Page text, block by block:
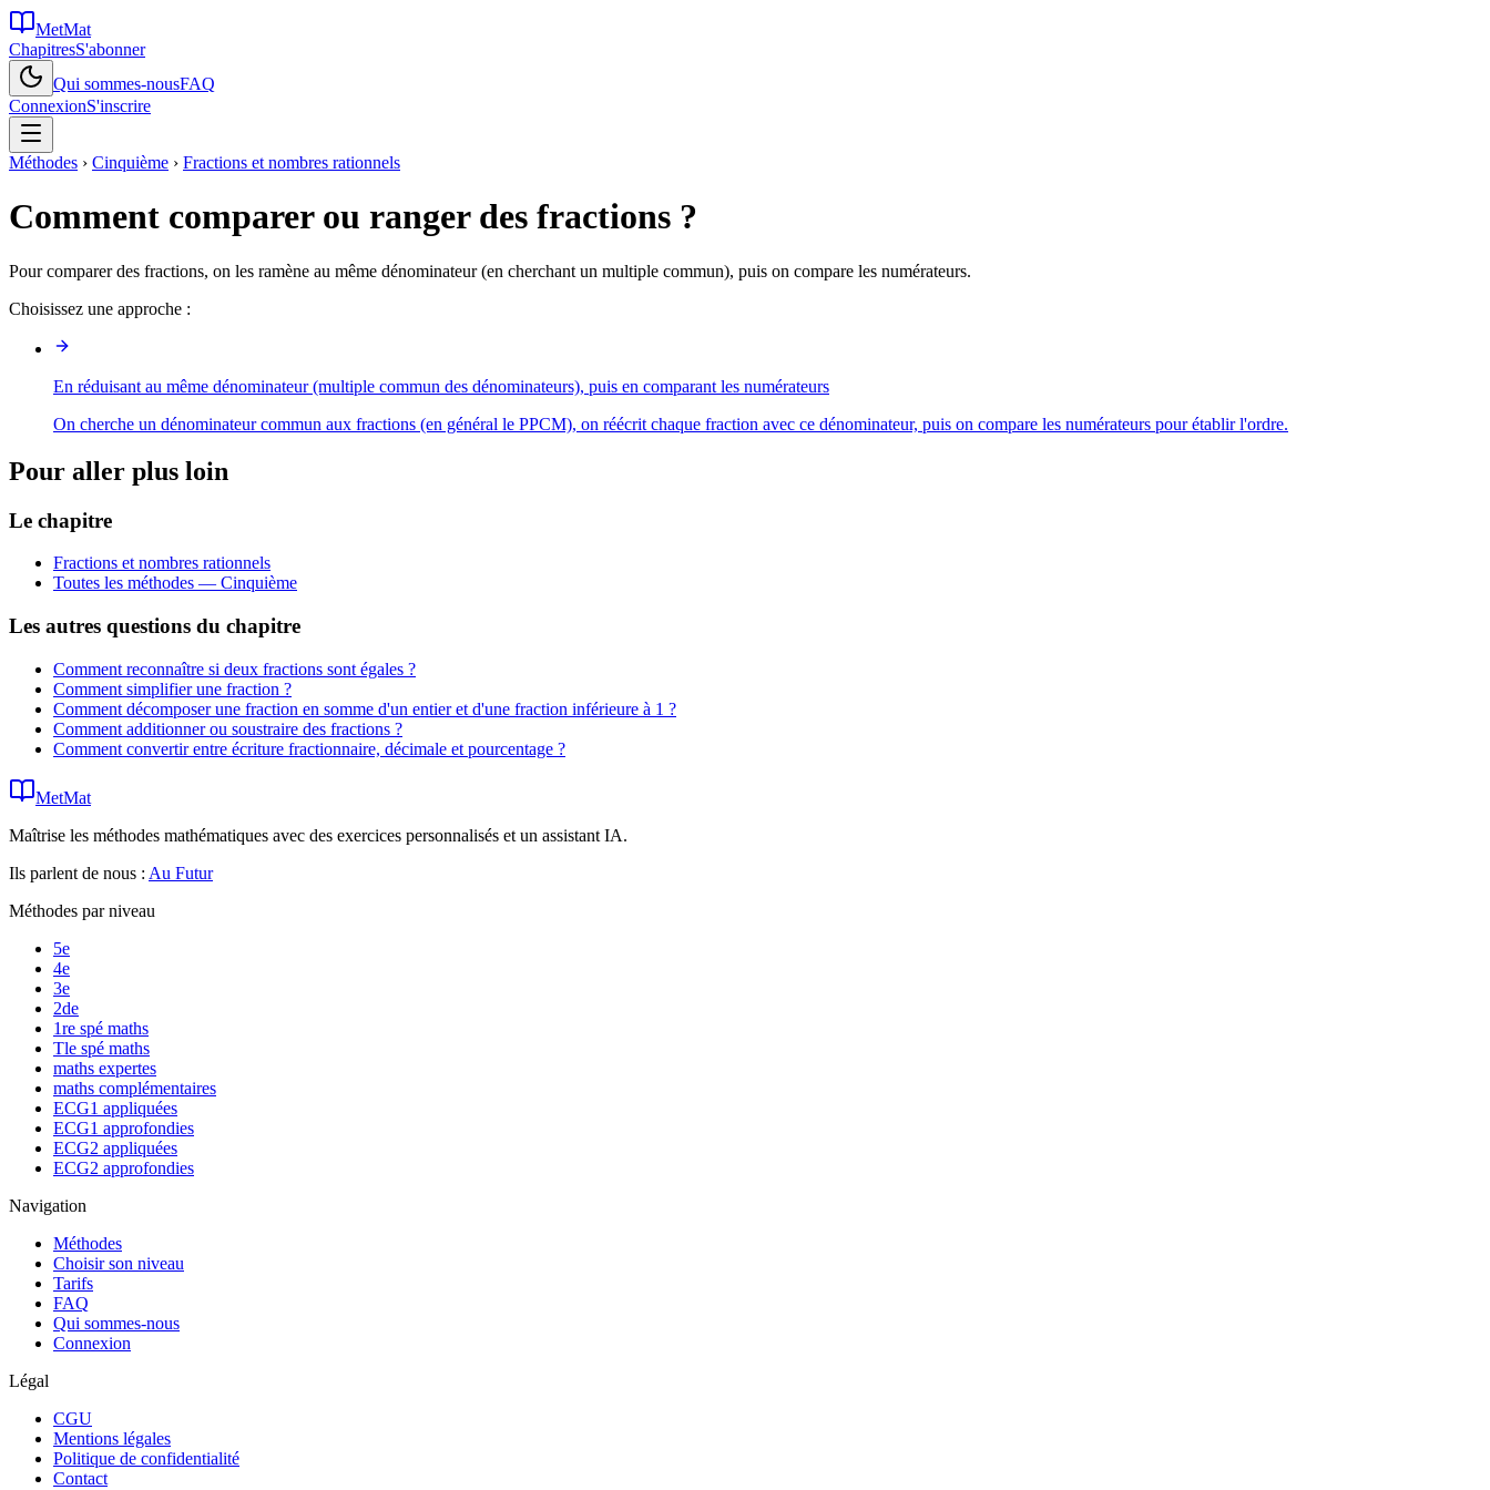
MetMat
ChapitresS'abonner
Qui sommes-nousFAQ
ConnexionS'inscrire
Méthodes › Cinquième › Fractions et nombres rationnels
Comment comparer ou ranger des fractions ?
Pour comparer des fractions, on les ramène au même dénominateur (en cherchant un multiple commun), puis on compare les numérateurs.
Choisissez une approche :
En réduisant au même dénominateur (multiple commun des dénominateurs), puis en comparant les numérateurs
On cherche un dénominateur commun aux fractions (en général le PPCM), on réécrit chaque fraction avec ce dénominateur, puis on compare les numérateurs pour établir l'ordre.
Pour aller plus loin
Le chapitre
Fractions et nombres rationnels
Toutes les méthodes — Cinquième
Les autres questions du chapitre
Comment reconnaître si deux fractions sont égales ?
Comment simplifier une fraction ?
Comment décomposer une fraction en somme d'un entier et d'une fraction inférieure à 1 ?
Comment additionner ou soustraire des fractions ?
Comment convertir entre écriture fractionnaire, décimale et pourcentage ?
MetMat
Maîtrise les méthodes mathématiques avec des exercices personnalisés et un assistant IA.
Ils parlent de nous : Au Futur
Méthodes par niveau
5e
4e
3e
2de
1re spé maths
Tle spé maths
maths expertes
maths complémentaires
ECG1 appliquées
ECG1 approfondies
ECG2 appliquées
ECG2 approfondies
Navigation
Méthodes
Choisir son niveau
Tarifs
FAQ
Qui sommes-nous
Connexion
Légal
CGU
Mentions légales
Politique de confidentialité
Contact